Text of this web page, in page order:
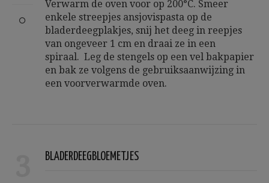
Verwarm de oven voor op 200°C. Smeer
enkele streepjes ansjovispasta op de
bladerdeegplakjes, snij het deeg in reepjes
van ongeveer 1 cm en draai ze in een
spiraal. Leg de stengels op een vel bakpapier
en bak ze volgens de gebruiksaanwijzing in
een voorverwarmde oven.
BLADERDEEGBLOEMETJES